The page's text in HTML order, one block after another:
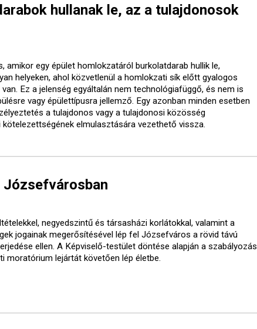
hullanak le, az a tulajdonosok
amikor egy épület homlokzatáról burkolatdarab hullik le,
helyeken, ahol közvetlenül a homlokzati sík előtt gyalogos
Ez a jelenség egyáltalán nem technológiafüggő, és nem is
vagy épülettípusra jellemző. Egy azonban minden esetben
a tulajdonos vagy a tulajdonosi közösség
kötelezettségének elmulasztására vezethető vissza.
Józsefvárosban
negyedszintű és társasházi korlátokkal, valamint a
jogainak megerősítésével lép fel Józsefváros a rövid távú
ellen. A Képviselő-testület döntése alapján a szabályozás
moratórium lejártát követően lép életbe.